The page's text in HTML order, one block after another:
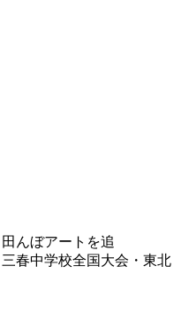
んぼアートを追
三春中学校全国大会・東北